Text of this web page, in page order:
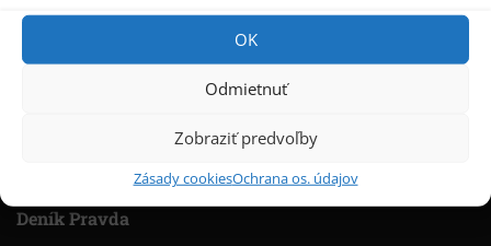
OK
Odmietnuť
Zobraziť predvoľby
Zásady cookiesOchrana os. údajov
Deník Pravda